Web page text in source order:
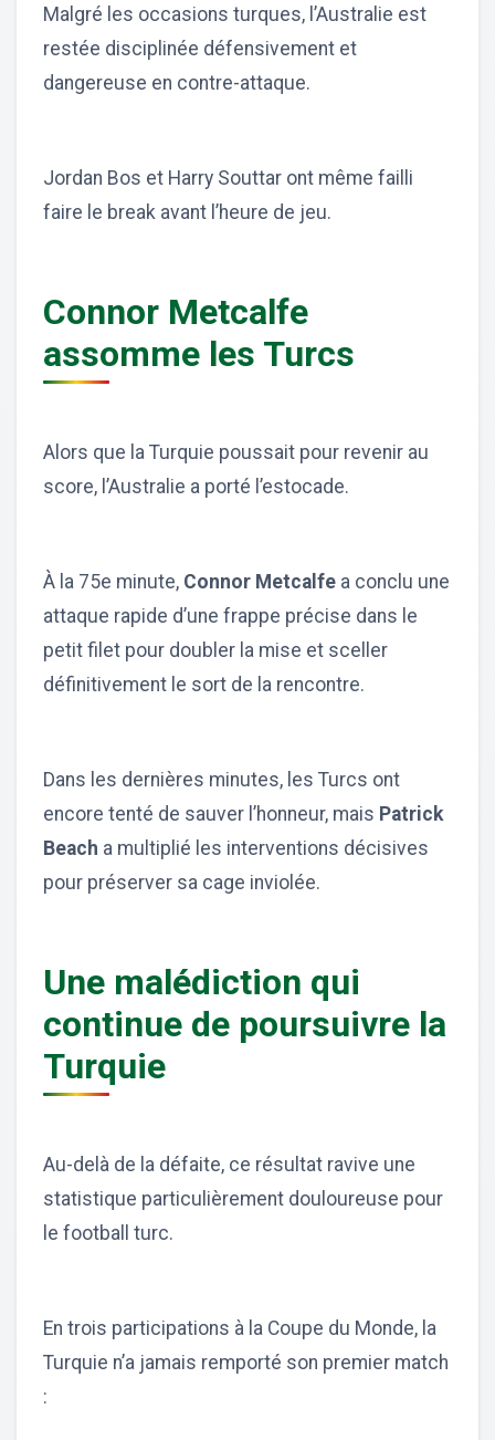
Malgré les occasions turques, l’Australie est
restée disciplinée défensivement et
dangereuse en contre-attaque.
Jordan Bos et Harry Souttar ont même failli
faire le break avant l’heure de jeu.
Connor Metcalfe
assomme les Turcs
Alors que la Turquie poussait pour revenir au
score, l’Australie a porté l’estocade.
À la 75e minute, Connor Metcalfe a conclu une
attaque rapide d’une frappe précise dans le
petit filet pour doubler la mise et sceller
définitivement le sort de la rencontre.
Dans les dernières minutes, les Turcs ont
encore tenté de sauver l’honneur, mais Patrick
Beach a multiplié les interventions décisives
pour préserver sa cage inviolée.
Une malédiction qui
continue de poursuivre la
Turquie
Au-delà de la défaite, ce résultat ravive une
statistique particulièrement douloureuse pour
le football turc.
En trois participations à la Coupe du Monde, la
Turquie n’a jamais remporté son premier match
: